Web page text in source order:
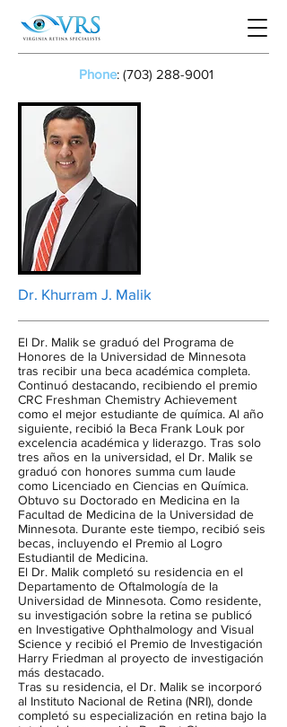
Phone: (703) 288-9001
Dr. Khurram J. Malik
El Dr. Malik se graduó del Programa de
Honores de la Universidad de Minnesota
tras recibir una beca académica completa.
Continuó destacando, recibiendo el premio
CRC Freshman Chemistry Achievement
como el mejor estudiante de química. Al año
siguiente, recibió la Beca Frank Louk por
excelencia académica y liderazgo. Tras solo
tres años en la universidad, el Dr. Malik se
graduó con honores summa cum laude
como Licenciado en Ciencias en Química.
Obtuvo su Doctorado en Medicina en la
Facultad de Medicina de la Universidad de
Minnesota. Durante este tiempo, recibió seis
becas, incluyendo el Premio al Logro
Estudiantil de Medicina.
El Dr. Malik completó su residencia en el
Departamento de Oftalmología de la
Universidad de Minnesota. Como residente,
su investigación sobre la retina se publicó
en Investigative Ophthalmology and Visual
Science y recibió el Premio de Investigación
Harry Friedman al proyecto de investigación
más destacado.
Tras su residencia, el Dr. Malik se incorporó
al Instituto Nacional de Retina (NRI), donde
completó su especialización en retina bajo la